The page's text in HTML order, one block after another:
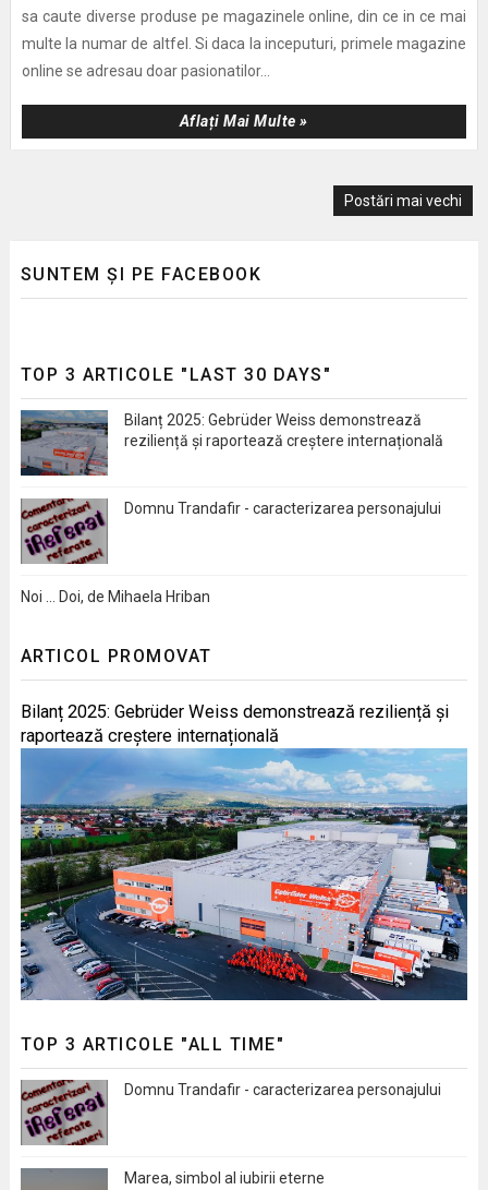
sa caute diverse produse pe magazinele online, din ce in ce mai
multe la numar de altfel. Si daca la inceputuri, primele magazine
online se adresau doar pasionatilor...
Aflați Mai Multe »
Postări mai vechi
SUNTEM ȘI PE FACEBOOK
TOP 3 ARTICOLE "LAST 30 DAYS"
Bilanț 2025: Gebrüder Weiss demonstrează
reziliență și raportează creștere internațională
Domnu Trandafir - caracterizarea personajului
Noi … Doi, de Mihaela Hriban
ARTICOL PROMOVAT
Bilanț 2025: Gebrüder Weiss demonstrează reziliență și
raportează creștere internațională
TOP 3 ARTICOLE "ALL TIME"
Domnu Trandafir - caracterizarea personajului
Marea, simbol al iubirii eterne